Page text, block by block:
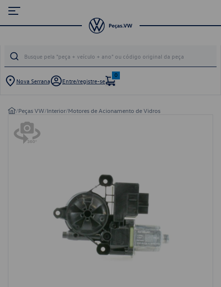
Nova Serrana Entre/registre-se
0
/Peças VW/Interior/Motores de Acionamento de Vidros